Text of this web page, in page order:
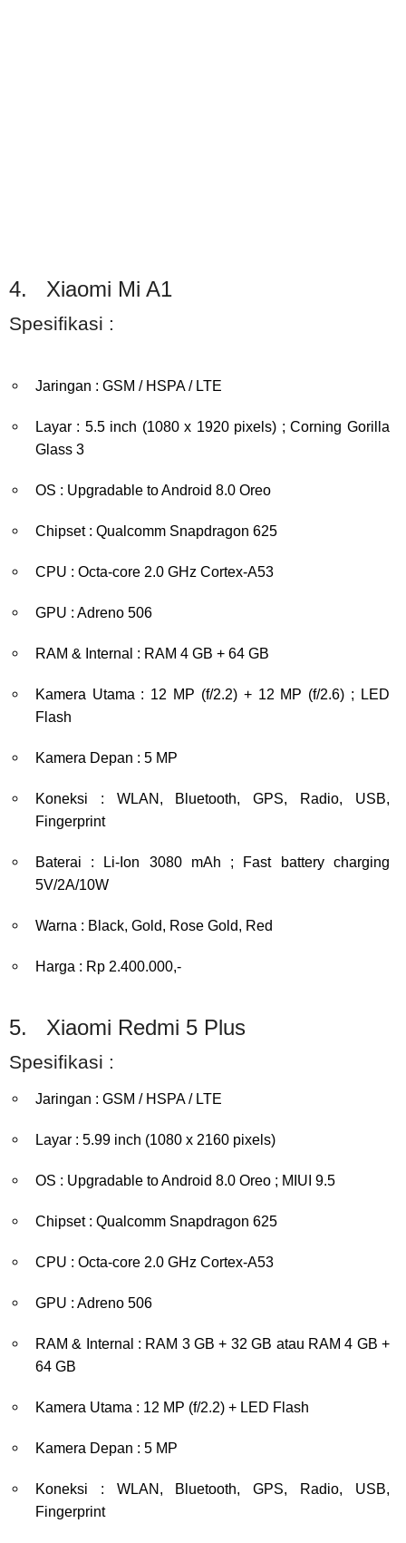
4. Xiaomi Mi A1
Spesifikasi :
Jaringan : GSM / HSPA / LTE
Layar : 5.5 inch (1080 x 1920 pixels) ; Corning Gorilla
Glass 3
OS : Upgradable to Android 8.0 Oreo
Chipset : Qualcomm Snapdragon 625
CPU : Octa-core 2.0 GHz Cortex-A53
GPU : Adreno 506
RAM & Internal : RAM 4 GB + 64 GB
Kamera Utama : 12 MP (f/2.2) + 12 MP (f/2.6) ; LED
Flash
Kamera Depan : 5 MP
Koneksi : WLAN, Bluetooth, GPS, Radio, USB,
Fingerprint
Baterai : Li-Ion 3080 mAh ; Fast battery charging
5V/2A/10W
Warna : Black, Gold, Rose Gold, Red
Harga : Rp 2.400.000,-
5. Xiaomi Redmi 5 Plus
Spesifikasi :
Jaringan : GSM / HSPA / LTE
Layar : 5.99 inch (1080 x 2160 pixels)
OS : Upgradable to Android 8.0 Oreo ; MIUI 9.5
Chipset : Qualcomm Snapdragon 625
CPU : Octa-core 2.0 GHz Cortex-A53
GPU : Adreno 506
RAM & Internal : RAM 3 GB + 32 GB atau RAM 4 GB +
64 GB
Kamera Utama : 12 MP (f/2.2) + LED Flash
Kamera Depan : 5 MP
Koneksi : WLAN, Bluetooth, GPS, Radio, USB,
Fingerprint